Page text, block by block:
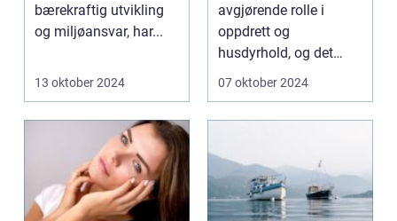
bærekraftig utvikling
og miljøansvar, har...
13 oktober 2024
avgjørende rolle i
oppdrett og
husdyrhold, og det
rette utstyret kan...
07 oktober 2024